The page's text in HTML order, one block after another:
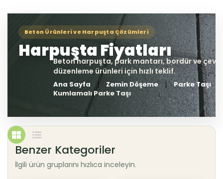
Ana Sayfa Zemin Döşeme
Parke Taşı
Kumlamalı Parke Taşı
Benzer Kategoriler
İlgili ürün gruplarını hızlıca inceleyin.